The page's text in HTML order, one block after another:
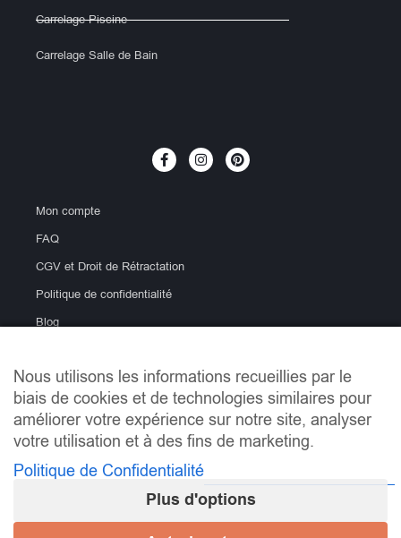
Carrelage Piscine
Carrelage Salle de Bain
Mon compte
FAQ
CGV et Droit de Rétractation
Politique de confidentialité
Blog
info@lemondeducarrelage.fr | Copyright © Le Monde du
Carrelage
Nous utilisons les informations recueillies par le
biais de cookies et de technologies similaires pour
améliorer votre expérience sur notre site, analyser
votre utilisation et à des fins de marketing.
Politique de Confidentialité
Plus d'options